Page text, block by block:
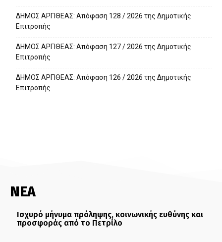
ΔΗΜΟΣ ΑΡΓΙΘΕΑΣ: Απόφαση 128 / 2026 της Δημοτικής
Επιτροπής
ΔΗΜΟΣ ΑΡΓΙΘΕΑΣ: Απόφαση 127 / 2026 της Δημοτικής
Επιτροπής
ΔΗΜΟΣ ΑΡΓΙΘΕΑΣ: Απόφαση 126 / 2026 της Δημοτικής
Επιτροπής
ΝΕΑ
Ισχυρό μήνυμα πρόληψης, κοινωνικής ευθύνης και
προσφοράς από το Πετρίλο